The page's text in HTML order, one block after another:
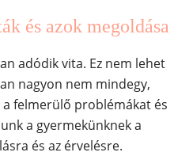
és azok megoldása
adódik vita. Ez nem lehet
nagyon nem mindegy,
a felmerülő problémákat és
a gyermekünknek a
és az érvelésre.